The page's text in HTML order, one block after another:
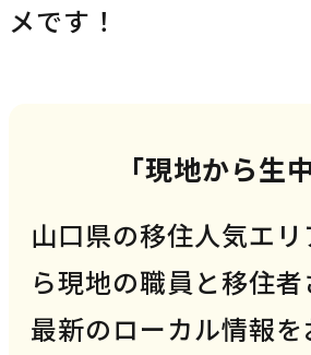
メです！
「現地から生
山口県の移住人気エ
ら現地の職員と移住者
最新のローカル情報を